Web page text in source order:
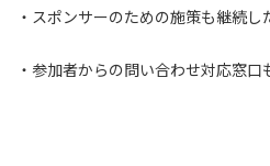
・スポンサーのための施策も継続し
・参加者からの問い合わせ対応窓口